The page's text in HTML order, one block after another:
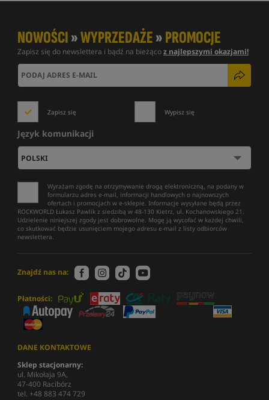
NOWOŚCI»WYPRZEDAŻE»PROMOCJE
Zapisz się do newslettera i bądź na bieżącoz najlepszymi okazjami!
Zapisz się Wypisz się
Język komunikacji
Wyrażam zgodę na otrzymywanie drogą elektroniczną, na podany w
formularzu adres e-mail, informacji handlowych o najnowszych
ofertach i promocjach w e-sklepie. Informacje wysyłane będą przez
ROCKWORLD Łukasz Pawlik z siedzibą w 48-130 Kietrz, ul. Kochanowskiego 21.
Udzielenie niniejszej zgody jest dobrowolne. Mogę ją wycofać w każdej chwili,
co skutkować będzie usunięciem mojego adresu e-mail z listy odbiorców
newslettera.
Znajdź nas na:
Płatności:
DANE KONTAKTOWE
Sklep stacjonarny:
ul. Mikołaja 9A,
47-400 Racibórz
tel. +48 883 474 729